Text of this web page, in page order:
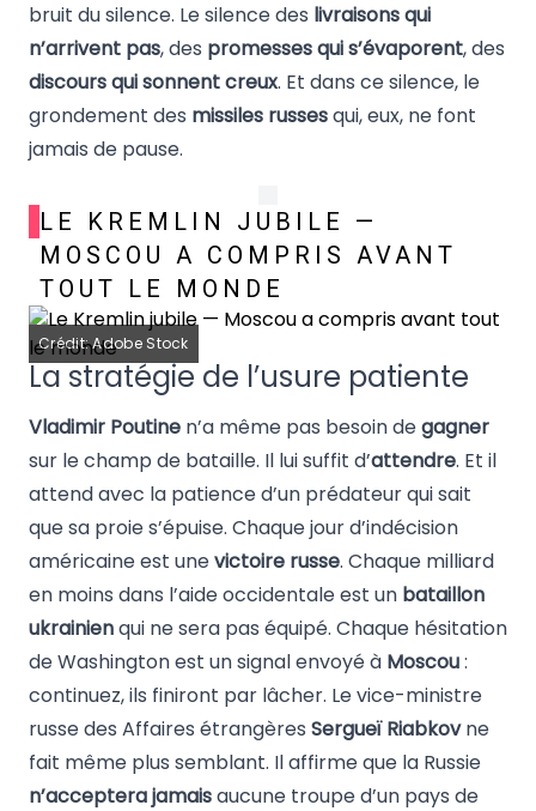
bruit du silence. Le silence des livraisons qui
n’arrivent pas, des promesses qui s’évaporent, des
discours qui sonnent creux. Et dans ce silence, le
grondement des missiles russesqui, eux, ne font
jamais de pause.
LE KREMLIN JUBILE —
MOSCOU A COMPRIS AVANT
TOUT LE MONDE
Crédit: Adobe Stock
La stratégie de l’usure patiente
Vladimir Poutine n’a même pas besoin degagner
sur le champ de bataille. Il lui suffit d’attendre. Et il
attend avec la patience d’un prédateur qui sait
que sa proie s’épuise. Chaque jour d’indécision
américaine est unevictoire russe. Chaque milliard
en moins dans l’aide occidentale est un bataillon
ukrainienqui ne sera pas équipé. Chaque hésitation
de Washington est un signal envoyé à Moscou:
continuez, ils finiront par lâcher. Le vice-ministre
russe des Affaires étrangères Sergueï Riabkovne
fait même plus semblant. Il affirme que la Russie
n’acceptera jamaisaucune troupe d’un pays de